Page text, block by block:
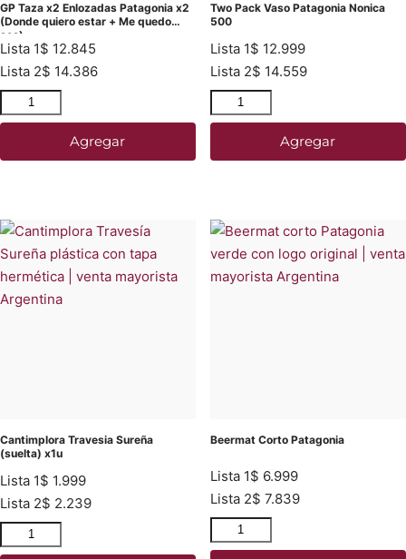
GP Taza x2 Enlozadas Patagonia x2
(Donde quiero estar + Me quedo
aca)
Lista 1$ 12.845
Lista 2$ 14.386
Agregar
Two Pack Vaso Patagonia Nonica
500
Lista 1$ 12.999
Lista 2$ 14.559
Agregar
Cantimplora Travesia Sureña
(suelta) x1u
Lista 1$ 1.999
Lista 2$ 2.239
Beermat Corto Patagonia
Lista 1$ 6.999
Lista 2$ 7.839